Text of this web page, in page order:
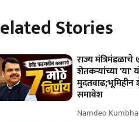
Stories
राज्य
शेतकऱ्यांच्या 'या'
मुदतवाढ;भूमिहीन
समावेश
Namdeo